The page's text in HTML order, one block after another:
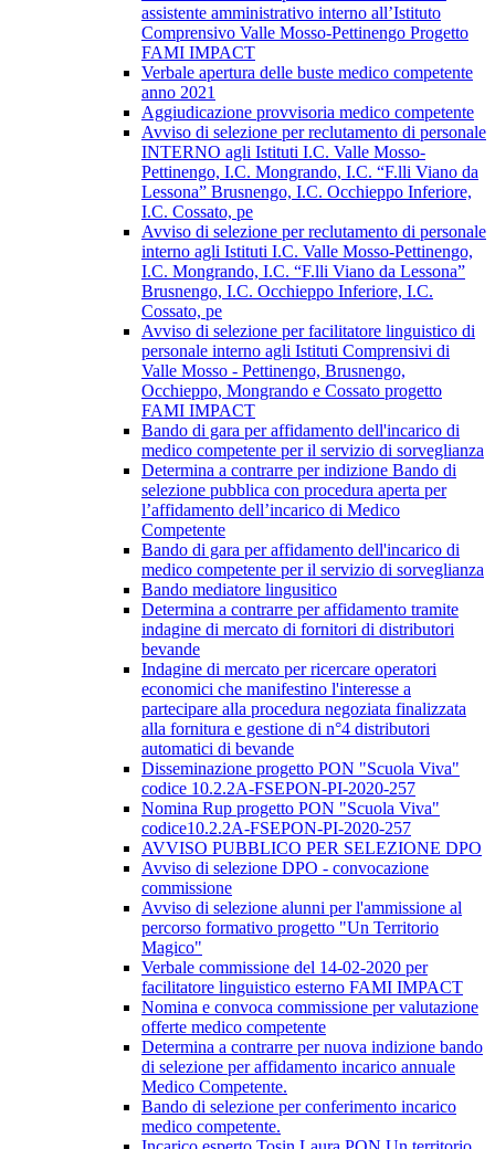
assistente amministrativo interno all’Istituto
Comprensivo Valle Mosso-Pettinengo Progetto
FAMI IMPACT
Verbale apertura delle buste medico competente
anno 2021
Aggiudicazione provvisoria medico competente
Avviso di selezione per reclutamento di personale
INTERNO agli Istituti I.C. Valle Mosso-
Pettinengo, I.C. Mongrando, I.C. “F.lli Viano da
Lessona” Brusnengo, I.C. Occhieppo Inferiore,
I.C. Cossato, pe
Avviso di selezione per reclutamento di personale
interno agli Istituti I.C. Valle Mosso-Pettinengo,
I.C. Mongrando, I.C. “F.lli Viano da Lessona”
Brusnengo, I.C. Occhieppo Inferiore, I.C.
Cossato, pe
Avviso di selezione per facilitatore linguistico di
personale interno agli Istituti Comprensivi di
Valle Mosso - Pettinengo, Brusnengo,
Occhieppo, Mongrando e Cossato progetto
FAMI IMPACT
Bando di gara per affidamento dell'incarico di
medico competente per il servizio di sorveglianza
Determina a contrarre per indizione Bando di
selezione pubblica con procedura aperta per
l’affidamento dell’incarico di Medico
Competente
Bando di gara per affidamento dell'incarico di
medico competente per il servizio di sorveglianza
Bando mediatore lingusitico
Determina a contrarre per affidamento tramite
indagine di mercato di fornitori di distributori
bevande
Indagine di mercato per ricercare operatori
economici che manifestino l'interesse a
partecipare alla procedura negoziata finalizzata
alla fornitura e gestione di n°4 distributori
automatici di bevande
Disseminazione progetto PON "Scuola Viva"
codice 10.2.2A-FSEPON-PI-2020-257
Nomina Rup progetto PON "Scuola Viva"
codice10.2.2A-FSEPON-PI-2020-257
AVVISO PUBBLICO PER SELEZIONE DPO
Avviso di selezione DPO - convocazione
commissione
Avviso di selezione alunni per l'ammissione al
percorso formativo progetto "Un Territorio
Magico"
Verbale commissione del 14-02-2020 per
facilitatore linguistico esterno FAMI IMPACT
Nomina e convoca commissione per valutazione
offerte medico competente
Determina a contrarre per nuova indizione bando
di selezione per affidamento incarico annuale
Medico Competente.
Bando di selezione per conferimento incarico
medico competente.